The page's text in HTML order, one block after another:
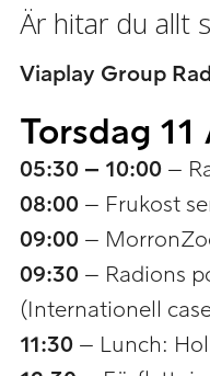
Är hitar du allt
Viaplay Group
Torsdag 11
05:30 – 10:00 –
08:00 – Frukost
09:00 –
09:30 – Radions
(Internationell
11:30 – Lunch: